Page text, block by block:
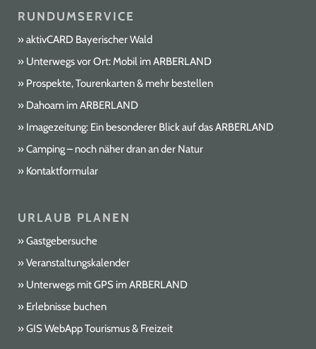
RUNDUMSERVICE
aktivCARD Bayerischer Wald
Unterwegs vor Ort: Mobil im ARBERLAND
Prospekte, Tourenkarten & mehr bestellen
Dahoam im ARBERLAND
Imagezeitung: Ein besonderer Blick auf das ARBERLAND
Camping – noch näher dran an der Natur
Kontaktformular
URLAUB PLANEN
Gastgebersuche
Veranstaltungskalender
Unterwegs mit GPS im ARBERLAND
Erlebnisse buchen
GIS WebApp Tourismus & Freizeit